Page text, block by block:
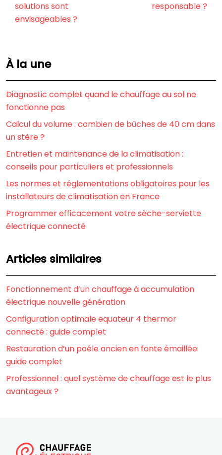
solutions sont
envisageables ?
responsable ?
À la une
Diagnostic complet quand le chauffage au sol ne
fonctionne pas
Calcul du volume : combien de bûches de 40 cm dans
un stère ?
Entretien et maintenance de la climatisation :
conseils pour particuliers et professionnels
Les normes et réglementations obligatoires pour les
installateurs de climatisation en France
Programmer efficacement votre sèche-serviette
électrique connecté
Articles similaires
Fonctionnement d’un chauffage à accumulation
électrique nouvelle génération
Configuration optimale equateur 4 thermor
connecté : guide complet
Restauration d’un poêle ancien en fonte émaillée:
guide complet
Professionnel : quel système de chauffage est le plus
avantageux ?